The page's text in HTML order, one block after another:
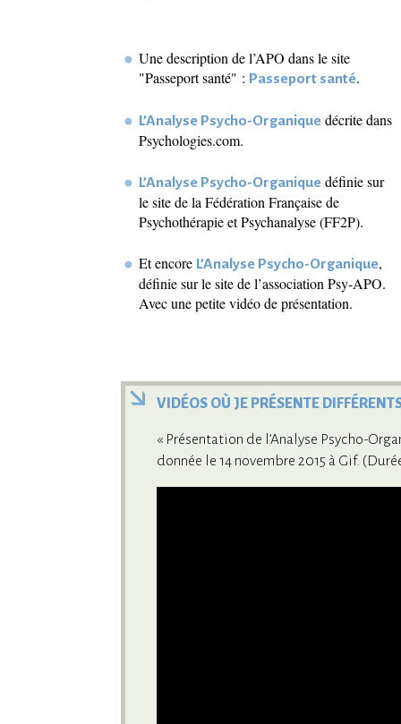
Une description de l’APO dans le site
"Passeport santé" : Passeport santé.
L’Analyse Psycho-Organique décrite dans
Psychologies.com.
L’Analyse Psycho-Organique définie sur
le site de la Fédération Française de
Psychothérapie et Psychanalyse (FF2P).
Et encore L’Analyse Psycho-Organique,
définie sur le site de l’association Psy-APO.
Avec une petite vidéo de présentation.
VIDÉOS OÙ JE PRÉSENTE
« Présentation de l’Analyse Psycho-
donnée le 14 novembre 2015 à Gif.